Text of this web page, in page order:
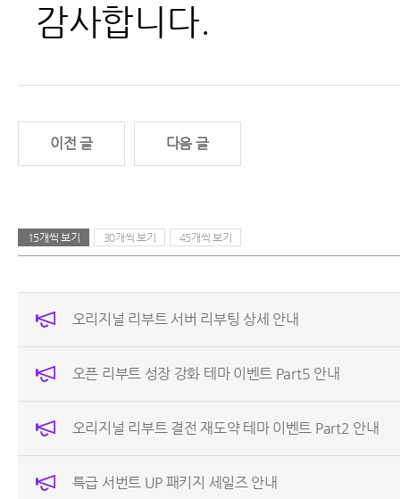
감사합니다.
이전 글 다음 글
15개씩 보기 30개씩 보기 45개씩 보기
오리지널 리부트 서버 리부팅 상세 안내
오픈 리부트 성장 강화 테마 이벤트 Part5 안내
오리지널 리부트 결전 재도약 테마 이벤트 Part2 안내
특급 서번트 UP 패키지 세일즈 안내